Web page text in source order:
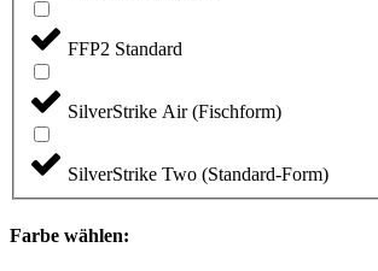
FFP2 Standard
SilverStrike Air (Fischform)
SilverStrike Two (Standard-Form)
Farbe wählen: